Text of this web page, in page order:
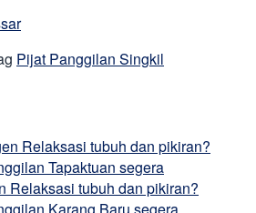
Pijat Panggilan Singkil
Relaksasi tubuh dan pikiran?
Tapaktuan segera
Relaksasi tubuh dan pikiran?